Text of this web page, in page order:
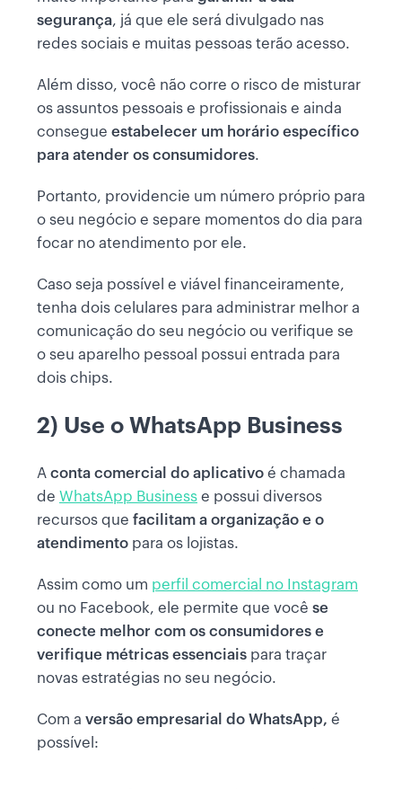
segurança, já que ele será divulgado nas
redes sociais e muitas pessoas terão acesso.
Além disso, você não corre o risco de misturar
os assuntos pessoais e profissionais e ainda
consegue estabelecer um horário específico
para atender os consumidores.
Portanto, providencie um número próprio para
o seu negócio e separe momentos do dia para
focar no atendimento por ele.
Caso seja possível e viável financeiramente,
tenha dois celulares para administrar melhor a
comunicação do seu negócio ou verifique se
o seu aparelho pessoal possui entrada para
dois chips.
2) Use o WhatsApp Business
A conta comercial do aplicativo é chamada
de WhatsApp Business e possui diversos
recursos que facilitam a organização e o
atendimento para os lojistas.
Assim como um perfil comercial no Instagram
ou no Facebook, ele permite que você se
conecte melhor com os consumidores e
verifique métricas essenciais para traçar
novas estratégias no seu negócio.
Com a versão empresarial do WhatsApp, é
possível: